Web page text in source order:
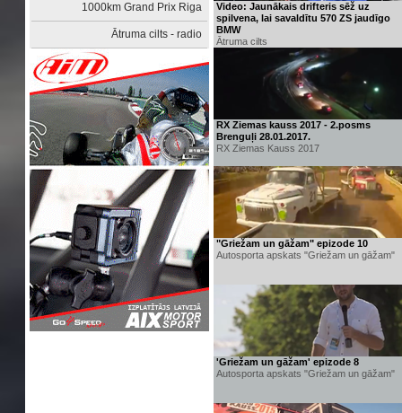
1000km Grand Prix Riga
Ātruma cilts - radio
Video: Jaunākais drifteris sēž uz
spilvena, lai savaldītu 570 ZS jaudīgo
BMW
Ātruma cilts
RX Ziemas kauss 2017 - 2.posms
Brenguļi 28.01.2017.
RX Ziemas Kauss 2017
"Griežam un gāžam" epizode 10
Autosporta apskats "Griežam un gāžam"
'Griežam un gāžam' epizode 8
Autosporta apskats "Griežam un gāžam"